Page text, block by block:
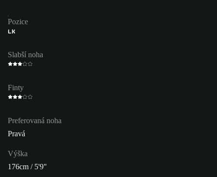
Pozice
LK
Slabší noha
Finty
Preferovaná noha
Pravá
Výška
176cm / 5'9"